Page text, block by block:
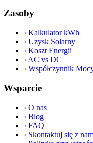
Zasoby
› Kalkulator kWh
› Uzysk Solarny
› Koszt Energii
› AC vs DC
› Współczynnik
Wsparcie
› O nas
› Blog
› FAQ
› Skontaktuj się z